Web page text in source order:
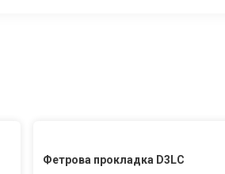
Фетрова прокладка D3LC